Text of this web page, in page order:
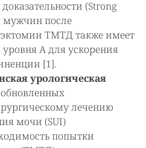
(Strong
мужчин после
ТМТД также имеет
А для ускорения
[1].
урологическая
лечению
мочи (SUI)
попытки